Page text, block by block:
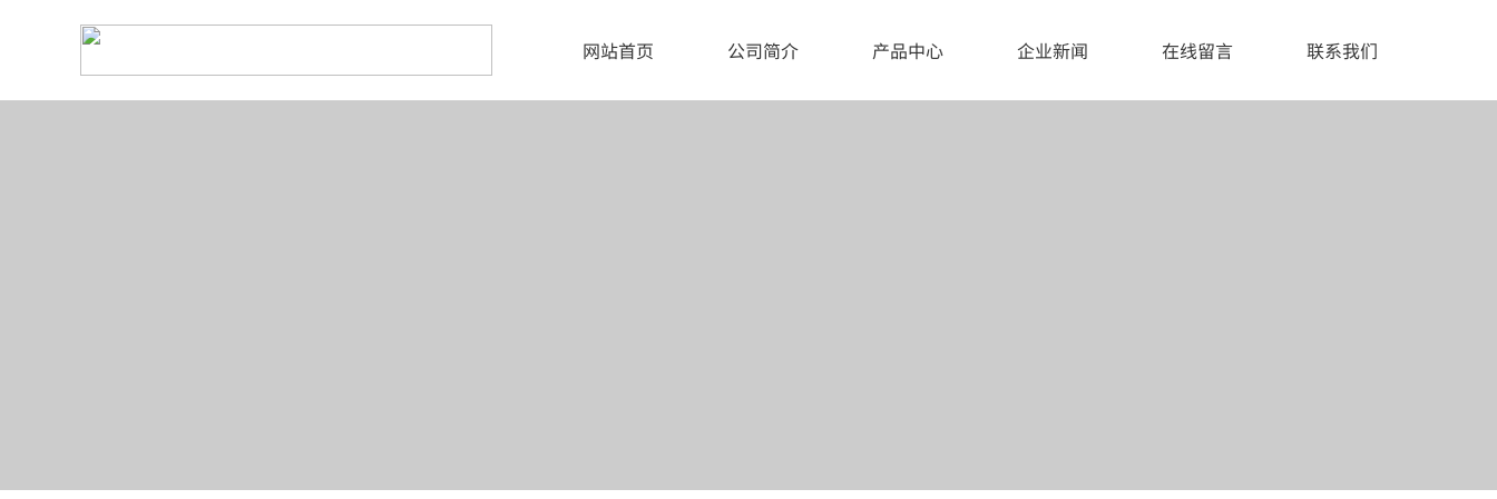
网站首页 公司简介 产品中心 企业新闻 在线留言 联系我们